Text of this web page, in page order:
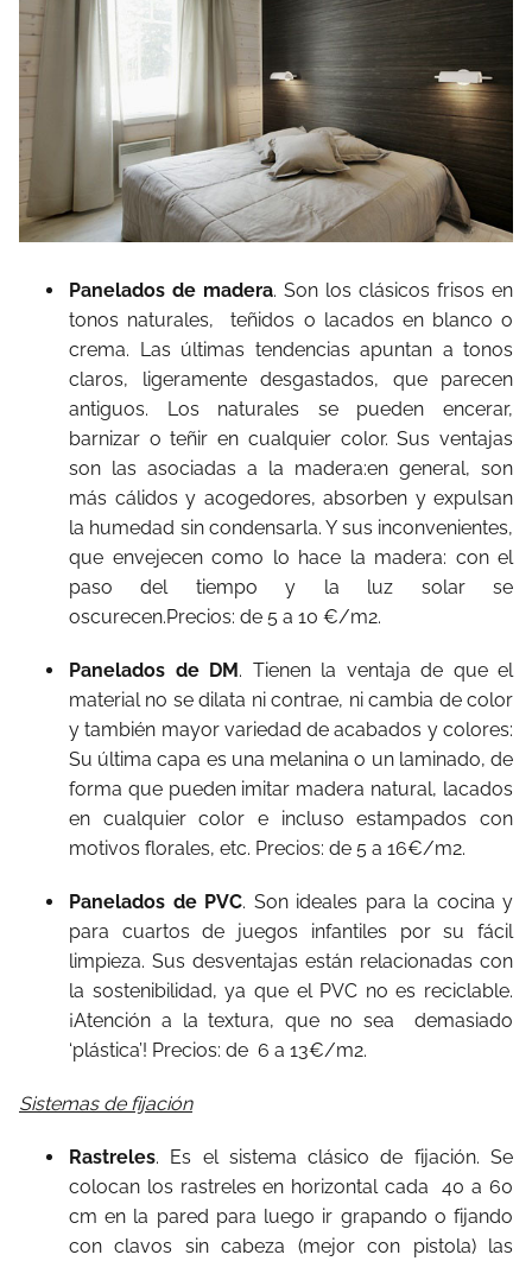
Panelados de madera. Son los clásicos frisos en
tonos naturales, teñidos o lacados en blanco o
crema. Las últimas tendencias apuntan a tonos
claros, ligeramente desgastados, que parecen
antiguos. Los naturales se pueden encerar,
barnizar o teñir en cualquier color. Sus ventajas
son las asociadas a la madera:en general, son
más cálidos y acogedores, absorben y expulsan
la humedad sin condensarla. Y sus inconvenientes,
que envejecen como lo hace la madera: con el
paso del tiempo y la luz solar se
oscurecen.Precios: de 5 a 10 €/m2.
Panelados de DM. Tienen la ventaja de que el
material no se dilata ni contrae, ni cambia de color
y también mayor variedad de acabados y colores:
Su última capa es una melanina o un laminado, de
forma que pueden imitar madera natural, lacados
en cualquier color e incluso estampados con
motivos florales, etc. Precios: de 5 a 16€/m2.
Panelados de PVC. Son ideales para la cocina y
para cuartos de juegos infantiles por su fácil
limpieza. Sus desventajas están relacionadas con
la sostenibilidad, ya que el PVC no es reciclable.
¡Atención a la textura, que no sea demasiado
‘plástica’! Precios: de 6 a 13€/m2.
Sistemas de fijación
Rastreles. Es el sistema clásico de fijación. Se
colocan los rastreles en horizontal cada 40 a 60
cm en la pared para luego ir grapando o fijando
con clavos sin cabeza (mejor con pistola) las